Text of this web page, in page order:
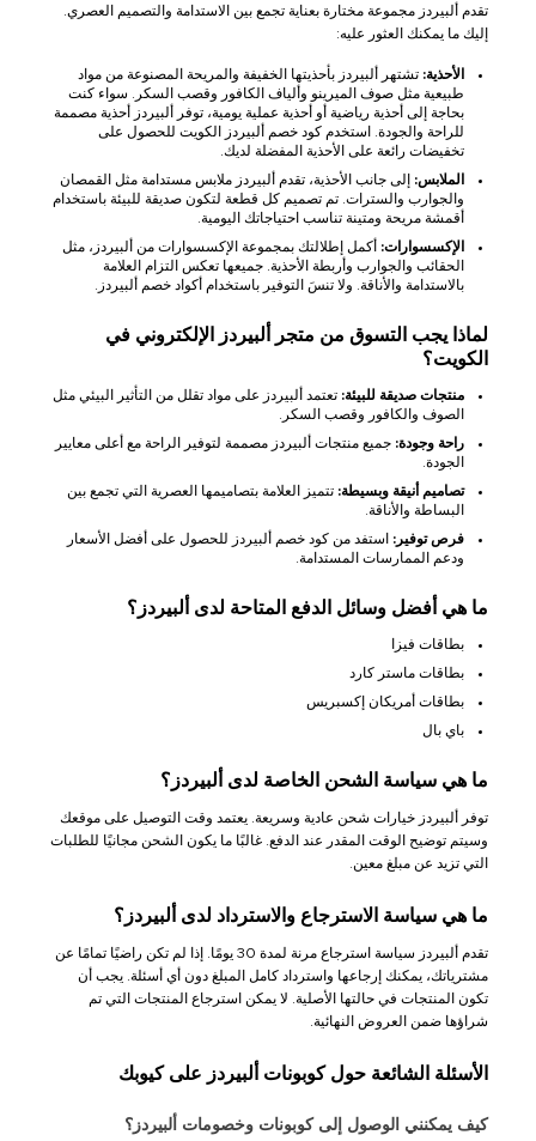
تقدم ألبيردز مجموعة مختارة بعناية تجمع بين الاستدامة والتصميم العصري.
إليك ما يمكنك العثور عليه:
الأحذية: تشتهر ألبيردز بأحذيتها الخفيفة والمريحة المصنوعة من مواد
طبيعية مثل صوف الميرينو وألياف الكافور وقصب السكر. سواء كنت
بحاجة إلى أحذية رياضية أو أحذية عملية يومية، توفر ألبيردز أحذية مصممة
للراحة والجودة. استخدم كود خصم ألبيردز الكويت للحصول على
تخفيضات رائعة على الأحذية المفضلة لديك.
الملابس: إلى جانب الأحذية، تقدم ألبيردز ملابس مستدامة مثل القمصان
والجوارب والسترات. تم تصميم كل قطعة لتكون صديقة للبيئة باستخدام
أقمشة مريحة ومتينة تناسب احتياجاتك اليومية.
الإكسسوارات: أكمل إطلالتك بمجموعة الإكسسوارات من ألبيردز، مثل
الحقائب والجوارب وأربطة الأحذية. جميعها تعكس التزام العلامة
بالاستدامة والأناقة. ولا تنسَ التوفير باستخدام أكواد خصم ألبيردز.
لماذا يجب التسوق من متجر ألبيردز الإلكتروني في
الكويت؟
منتجات صديقة للبيئة: تعتمد ألبيردز على مواد تقلل من التأثير البيئي مثل
الصوف والكافور وقصب السكر.
راحة وجودة: جميع منتجات ألبيردز مصممة لتوفير الراحة مع أعلى معايير
الجودة.
تصاميم أنيقة وبسيطة: تتميز العلامة بتصاميمها العصرية التي تجمع بين
البساطة والأناقة.
فرص توفير: استفد من كود خصم ألبيردز للحصول على أفضل الأسعار
ودعم الممارسات المستدامة.
ما هي أفضل وسائل الدفع المتاحة لدى ألبيردز؟
بطاقات فيزا
بطاقات ماستر كارد
بطاقات أمريكان إكسبريس
باي بال
ما هي سياسة الشحن الخاصة لدى ألبيردز؟
توفر ألبيردز خيارات شحن عادية وسريعة. يعتمد وقت التوصيل على موقعك
وسيتم توضيح الوقت المقدر عند الدفع. غالبًا ما يكون الشحن مجانيًا للطلبات
التي تزيد عن مبلغ معين.
ما هي سياسة الاسترجاع والاسترداد لدى ألبيردز؟
تقدم ألبيردز سياسة استرجاع مرنة لمدة 30 يومًا. إذا لم تكن راضيًا تمامًا عن
مشترياتك، يمكنك إرجاعها واسترداد كامل المبلغ دون أي أسئلة. يجب أن
تكون المنتجات في حالتها الأصلية. لا يمكن استرجاع المنتجات التي تم
شراؤها ضمن العروض النهائية.
الأسئلة الشائعة حول كوبونات ألبيردز على كيوبك
كيف يمكنني الوصول إلى كوبونات وخصومات ألبيردز؟